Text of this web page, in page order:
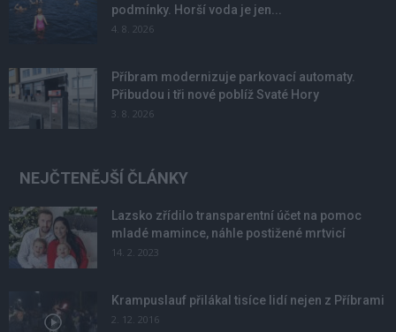
podmínky. Horší voda je jen...
4. 8. 2026
Příbram modernizuje parkovací automaty.
Přibudou i tři nové poblíž Svaté Hory
3. 8. 2026
NEJČTENĚJŠÍ ČLÁNKY
Lazsko zřídilo transparentní účet na pomoc
mladé mamince, náhle postižené mrtvicí
14. 2. 2023
Krampuslauf přilákal tisíce lidí nejen z Příbrami
2. 12. 2016